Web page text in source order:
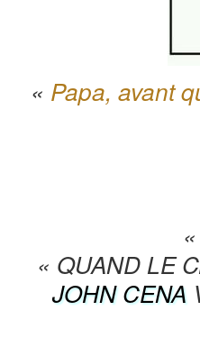
« Papa, avant
« QUAND LE
JOHN CENA